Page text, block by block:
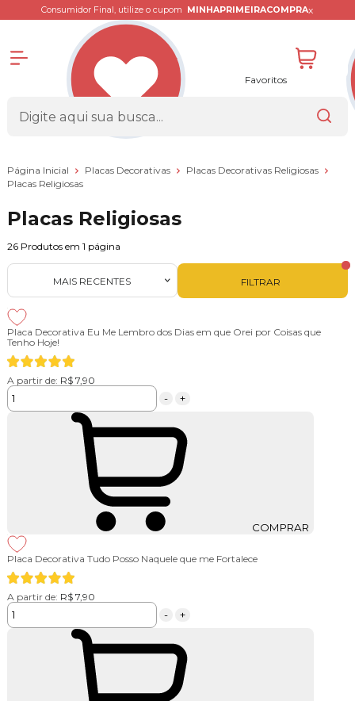
Consumidor Final, utilize o cupom MINHAPRIMEIRACOMPRAx
Favoritos
Página Inicial Placas Decorativas
Placas Decorativas Religiosas
Placas Religiosas
Placas Religiosas
26 Produtos em 1 página
FILTRAR
MAIS RECENTES
Placa Decorativa Eu Me Lembro dos Dias em que Orei por Coisas que
Tenho Hoje!
A partir de: R$ 7,90
- +
COMPRAR
Placa Decorativa Tudo Posso Naquele que me Fortalece
A partir de: R$ 7,90
- +